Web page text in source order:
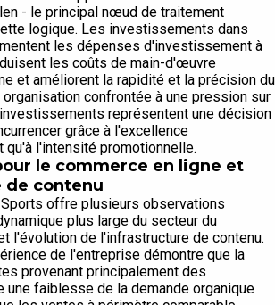
- le principal nœud de traitement
logique. Les investissements dans
les dépenses d'investissement à
les coûts de main-d'œuvre
et améliorent la rapidité et la précision du
confrontée à une pression sur
représentent une décision
grâce à l'excellence
qu'à l'intensité promotionnelle.
le commerce en ligne et
de contenu
offre plusieurs observations
plus large du secteur du
l'évolution de l'infrastructure de contenu.
de l'entreprise démontre que la
provenant principalement des
une faiblesse de la demande organique